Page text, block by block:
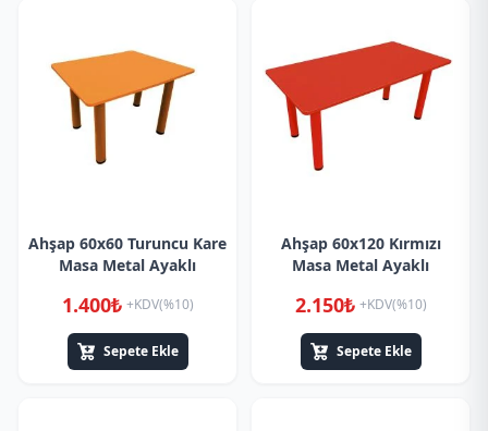
Ahşap 60x60 Turuncu Kare
Masa Metal Ayaklı
1.400₺ +KDV(%10)
Sepete Ekle
Ahşap 60x120 Kırmızı
Masa Metal Ayaklı
2.150₺ +KDV(%10)
Sepete Ekle